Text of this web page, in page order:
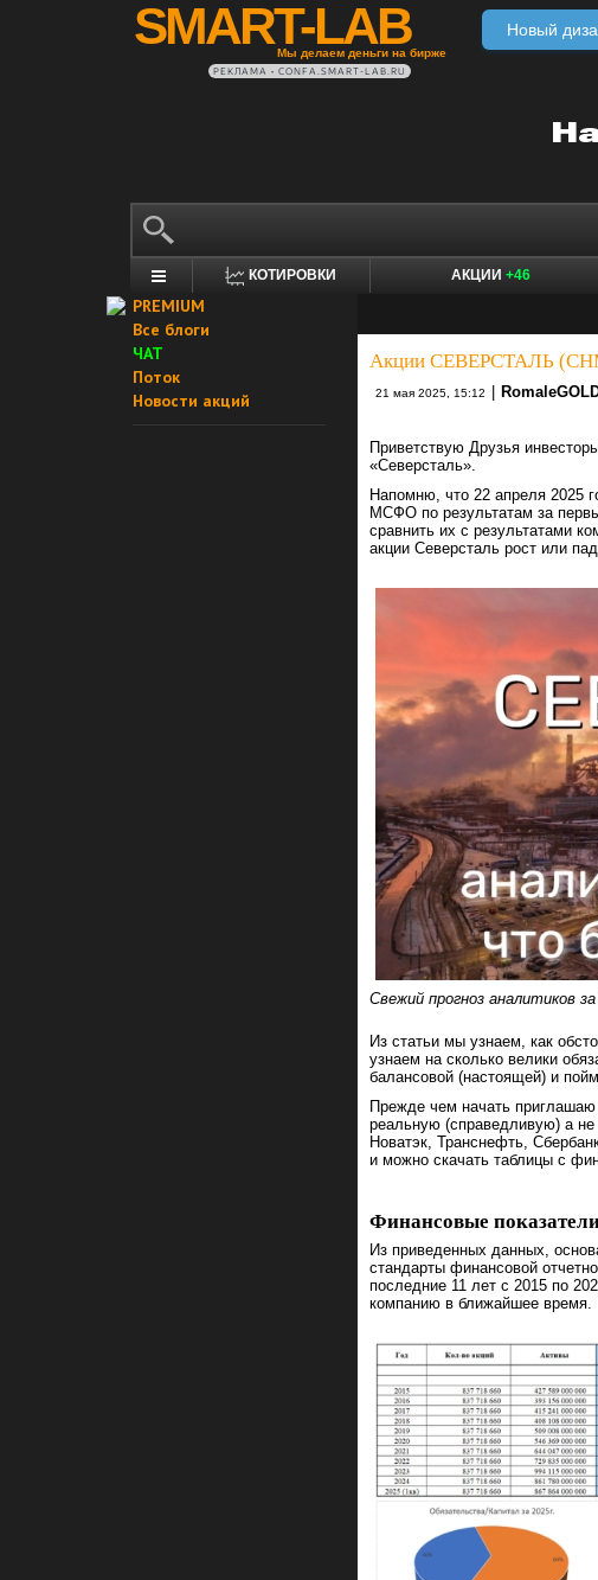
SMART-LAB
Мы делаем деньги на бирже
Новый
РЕКЛАМА • CONFA.SMART-LAB.RU
КОТИРОВКИ АКЦИИ +46
PREMIUM
Все блоги
ЧАТ
Поток
Новости акций
Акции СЕВЕРСТАЛЬ
21 мая 2025, 15:12
Приветствую Друзья
«Северсталь».
Напомню, что 22 апреля 2025
МСФО по результатам за
сравнить их с результатами
акции Северсталь рост или
Свежий прогноз аналитиков
Из статьи мы узнаем, как
узнаем на сколько велики
балансовой (настоящей) и
Прежде чем начать
реальную (справедливую) а не
Новатэк, Транснефть,
и можно скачать таблицы с
Финансовые
Из приведенных данных,
стандарты финансовой
последние 11 лет с 2015 по
компанию в ближайшее время.